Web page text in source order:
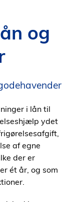
og
i lån til
ydet
af egne
der er
ét år, og som